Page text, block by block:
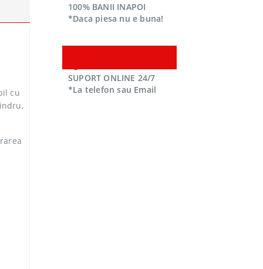
cu
100% BANII INAPOI
*Daca piesa nu e buna!
SUPORT ONLINE 24/7
*La telefon sau Email